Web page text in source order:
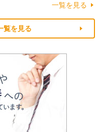
一覧を見る
覧を見る